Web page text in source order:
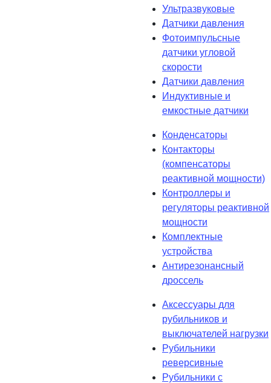
Ультразвуковые
Датчики давления
Фотоимпульсные
датчики угловой
скорости
Датчики давления
Индуктивные и
емкостные датчики
Конденсаторы
Контакторы
(компенсаторы
реактивной мощности)
Контроллеры и
регуляторы реактивной
мощности
Комплектные
устройства
Антирезонансный
дроссель
Аксессуары для
рубильников и
выключателей нагрузки
Рубильники
реверсивные
Рубильники с